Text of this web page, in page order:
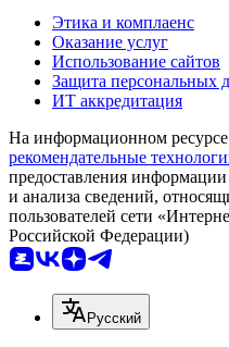
Этика и комплаенс
Оказание услуг
Использование сайтов
Защита персональных
ИТ аккредитация
На информационном
рекомендательные
предоставления информации
и анализа сведений,
пользователей сети
Российской Федерации)
Русский